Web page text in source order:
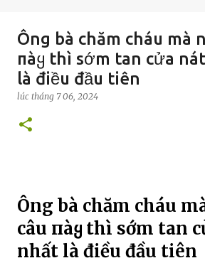
Ông bà chăm cháu mà
пàყ thì sớm tan cửa
là điều đầu tiên
lúc tháng 7 06, 2024
Ông bà chăm cháu
câu пàყ thì sớm tan
nhất là điều đầu tiên